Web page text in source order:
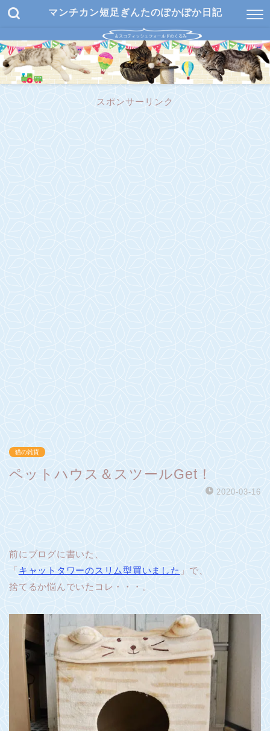
マンチカン短足ぎんたのぽかぽか日記
スポンサーリンク
猫の雑貨
ペットハウス＆スツールGet！
2020-03-16
前にブログに書いた、
「 キャットタワーのスリム型買いました 」で、
捨てるか悩んでいたコレ・・・。